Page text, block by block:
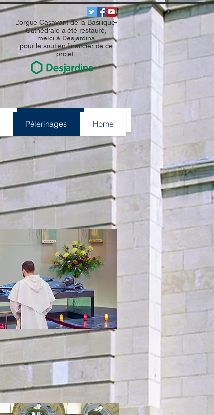
L’orgue Casavant de la Basilique-
Cathédrale a été restauré,
merci à Desjardins
pour le soutien financier de ce
projet.
Pèlerinages Home
Pèlerinages Home